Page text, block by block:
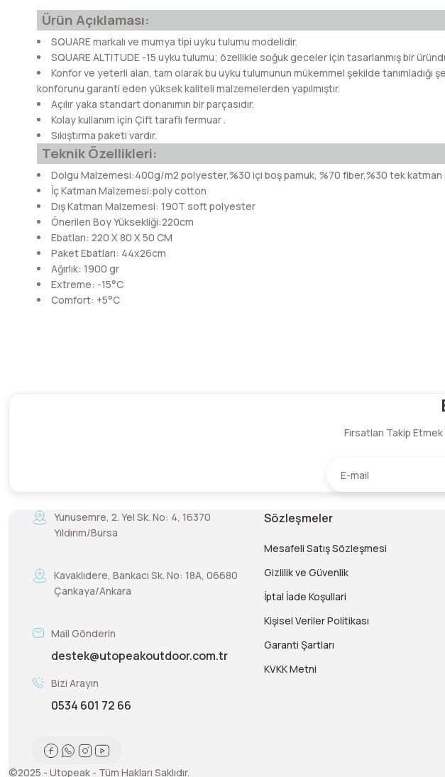
Ürün Açıklaması:
SQUARE markalı ve mumya tipi uyku tulumu modelidir.
SQUARE ALTITUDE -15 uyku tulumu; özellikle soğuk geceler için tasarlanmış bir
Konfor ve yeterli alan, tam olarak bu uyku tulumunun mükemmel şekilde tanımladığı
konforunu garanti eden yüksek kaliteli malzemelerden yapılmıştır.
Açılır yaka standart donanımın bir parçasıdır.
Kolay kullanım için Çift taraflı fermuar .
Sıkıştırma paketi vardır.
Teknik Özellikleri:
Dolgu Malzemesi:400g/m2 polyester,%30 içi boş pamuk, %70 fiber,%30 tek katman
İç Katman Malzemesi:poly cotton
Dış Katman Malzemesi: 190T soft polyester
Önerilen Boy Yüksekliği:220cm
Ebatları: 220 X 80 X 50 CM
Paket Ebatları: 44x26cm
Ağırlık: 1900 gr
Extreme: -15°C
Comfort: +5°C
Fırsatları Takip
Yunusemre, 2. Yel Sk. No: 4, 16370
Yıldırım/Bursa
Kavaklıdere, Bankacı Sk. No: 18A, 06680
Çankaya/Ankara
Mail Gönderin
destek@utopeakoutdoor.com.tr
Bizi Arayın
0534 601 72 66
Sözleşmeler
Mesafeli Satış Sözleşmesi
Gizlilik ve Güvenlik
İptal İade Koşullari
Kişisel Veriler Politikası
Garanti Şartları
KVKK Metni
©2025 - Utopeak - Tüm Hakları Saklıdır.